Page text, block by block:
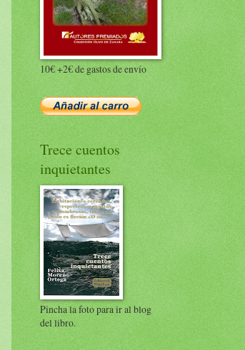
10€ +2€ de gastos de envío
Trece cuentos
inquietantes
Pincha la foto para ir al blog
del libro.